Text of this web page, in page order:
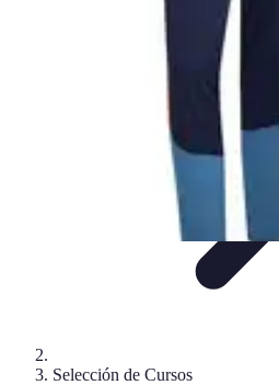
Selección de Cursos